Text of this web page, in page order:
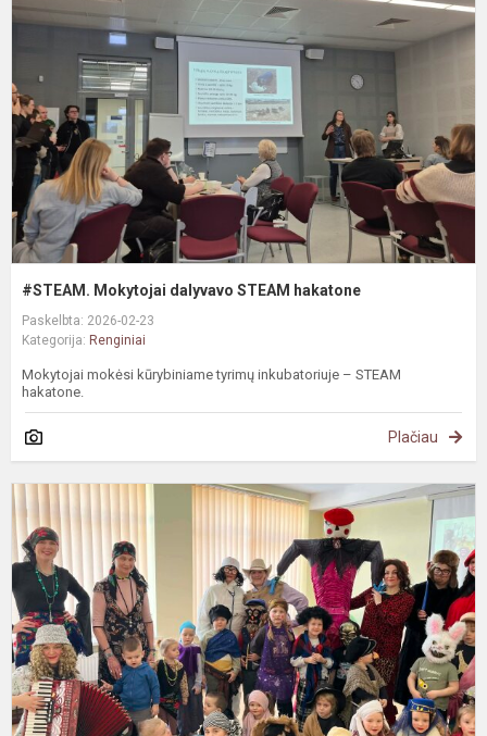
#STEAM. Mokytojai dalyvavo STEAM hakatone
Paskelbta: 2026-02-23
Kategorija: Renginiai
Mokytojai mokėsi kūrybiniame tyrimų inkubatoriuje – STEAM
hakatone.
Plačiau